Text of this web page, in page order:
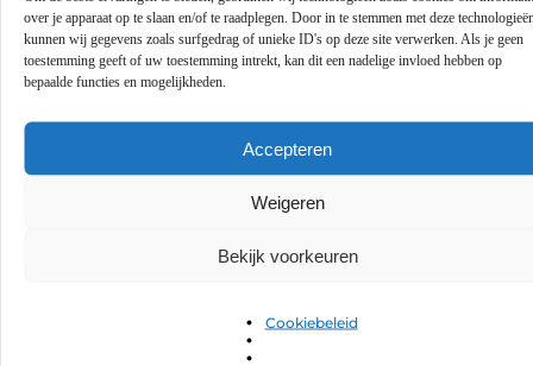
over je apparaat op te slaan en/of te raadplegen. Door in te stemmen met deze
kunnen wij gegevens zoals surfgedrag of unieke ID's op deze site verwerken. Als je geen
toestemming geeft of uw toestemming intrekt, kan dit een nadelige invloed hebben op
bepaalde functies en mogelijkheden.
Accepteren
Weigeren
Bekijk voorkeuren
Cookiebeleid
Vervoer en transport (3) Winkelen(19)
Woning en Tuin(10) Zakelijk(10)
(2)
Sluit je aan bij ons blognetwerk!
waar schrijvers en lezers elkaar vinden. Registreer en
start met bloggen.